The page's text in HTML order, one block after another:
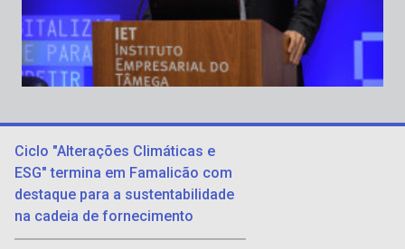
Ciclo "Alterações Climáticas e
ESG" termina em Famalicão com
destaque para a sustentabilidade
na cadeia de fornecimento